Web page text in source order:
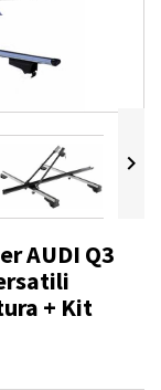

AUDI Q3
+ Kit